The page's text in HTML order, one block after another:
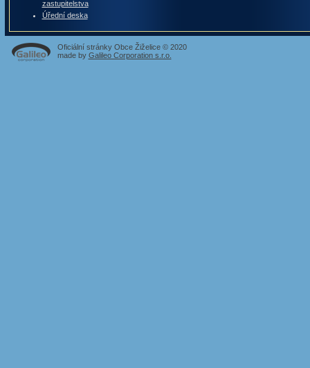
zastupitelstva
Úřední deska
Oficiální stránky Obce Žiželice © 2020
made by Galileo Corporation s.r.o.